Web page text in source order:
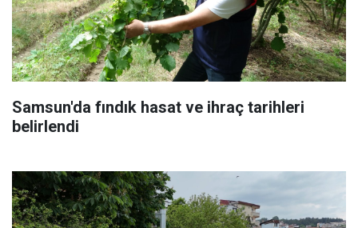
Samsun'da fındık hasat ve ihraç tarihleri
belirlendi